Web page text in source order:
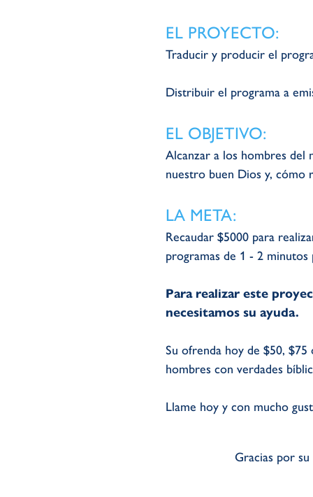
EL PROYECTO:
Traducir y producir el
Distribuir el programa a
EL OBJETIVO:
Alcanzar a los hombres del
nuestro buen Dios y, cómo
LA META:
Recaudar $5000 para
programas de 1 - 2
Para realizar este
necesitamos su ayuda.
Su ofrenda hoy de $50,
hombres con verdades
Llame hoy y con mucho
Gracias por